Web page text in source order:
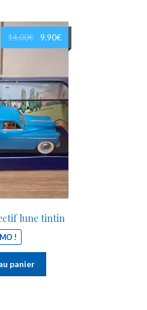
lune tintin
!
14.00€
Le
prix
était :
14.00€.
9.90€Le
prix
est :
9.90€.
panier